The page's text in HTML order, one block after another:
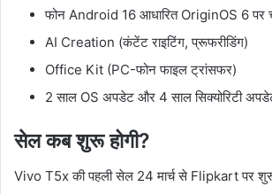
फोन Android 16 आधारित OriginOS 6 पर
AI Creation (कंटेंट राइटिंग, प्रूफरीडिंग)
Office Kit (PC-फोन फाइल ट्रांसफर)
2 साल OS अपडेट और 4 साल सिक्योरिटी
सेल कब शुरू होगी?
Vivo T5x की पहली सेल 24 मार्च से Flipkart पर शुरू